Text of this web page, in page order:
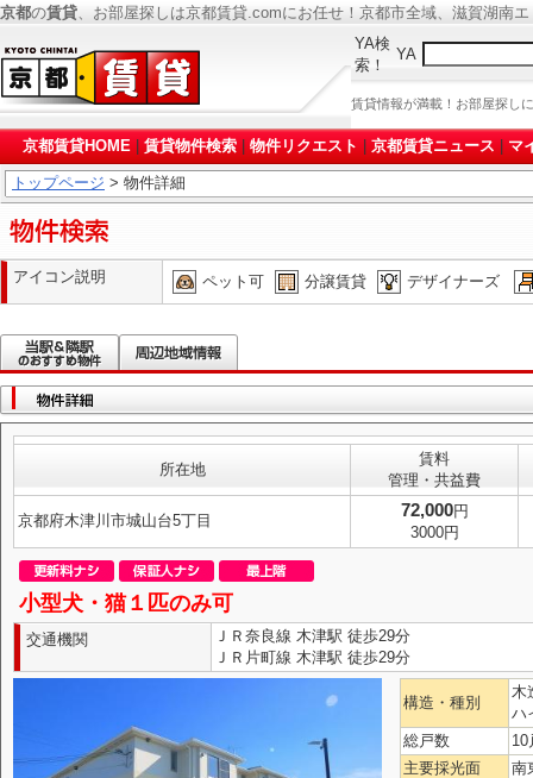
京都の賃貸、お部屋探しは京都賃貸.comにお任せ！京都市全域、滋賀湖南
YA検
索！
YA
賃貸情報が満載！お部屋探し
京都賃貸HOME 賃貸物件検索 物件リクエスト 京都賃貸ニュース マ
トップページ > 物件詳細
アイコン説明 ペット可 分譲賃貸 デザイナーズ
所在地
賃料
管理・共益費
京都府木津川市城山台5丁目
72,000円
3000円
小型犬・猫１匹のみ可
交通機関
ＪＲ奈良線 木津駅 徒歩29分
ＪＲ片町線 木津駅 徒歩29分
構造・種別
木
ハ
総戸数
10
主要採光面
南